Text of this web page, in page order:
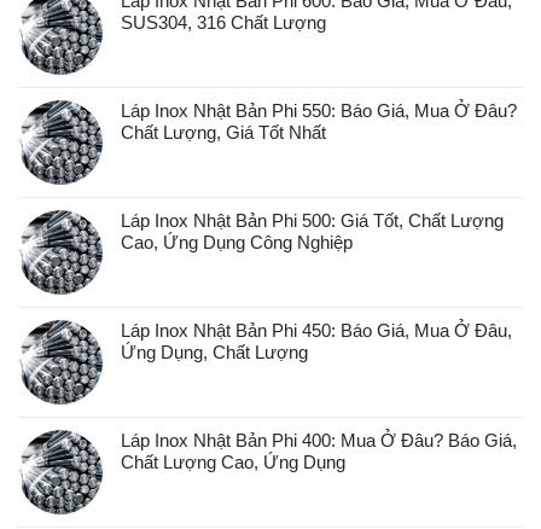
SUS304, 316 Chất Lượng
Láp Inox Nhật Bản Phi 550: Báo Giá, Mua Ở Đâu?
Chất Lượng, Giá Tốt Nhất
Láp Inox Nhật Bản Phi 500: Giá Tốt, Chất Lượng
Cao, Ứng Dụng Công Nghiệp
Láp Inox Nhật Bản Phi 450: Báo Giá, Mua Ở Đâu,
Ứng Dụng, Chất Lượng
Láp Inox Nhật Bản Phi 400: Mua Ở Đâu? Báo Giá,
Chất Lượng Cao, Ứng Dụng